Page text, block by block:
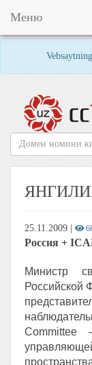
Меню
25.11.2009
Россия +
Министр
Российской
Committee